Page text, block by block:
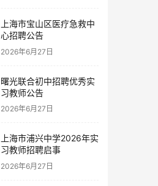
上海市宝山区医疗急救中
心招聘公告
2026年6月27日
曙光联合初中招聘优秀实
习教师公告
2026年6月27日
上海市浦兴中学2026年实
习教师招聘启事
2026年6月27日